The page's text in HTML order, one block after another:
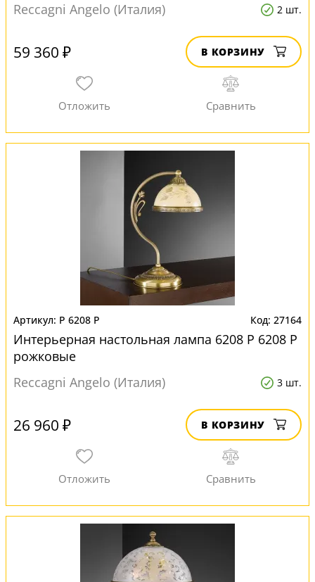
Reccagni Angelo (Италия)
2 шт.
59 360 ₽ В КОРЗИНУ
P 6208 P 27164
Интерьерная настольная лампа 6208 P 6208 P
рожковые
Reccagni Angelo (Италия)
3 шт.
26 960 ₽ В КОРЗИНУ